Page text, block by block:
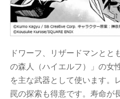
ドワーフ、リザードマンとと
の森人（ハイエルフ）」の女
を主な武器として使います。
罠の探索も得意です。寿命が